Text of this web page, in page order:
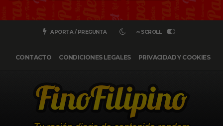
APORTA / PREGUNTA ∞ SCROLL
CONTACTO CONDICIONES LEGALES PRIVACIDAD Y COOKIES